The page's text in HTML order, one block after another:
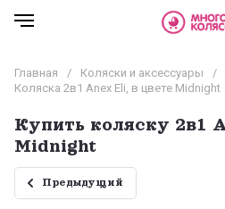
Главная / Коляски и аксессуары /
Коляска 2в1 Anex Eli, в цвете Midnight
Купить коляску 2в1
Midnight
Предыдущий